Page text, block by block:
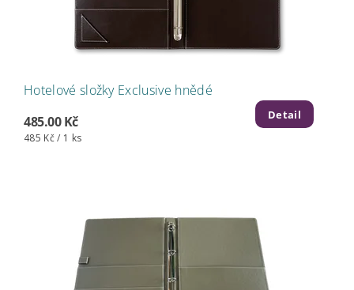
Hotelové složky Exclusive hnědé
485.00 Kč
485 Kč / 1 ks
Detail